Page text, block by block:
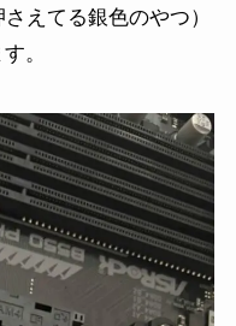
えてる銀色のやつ）
。